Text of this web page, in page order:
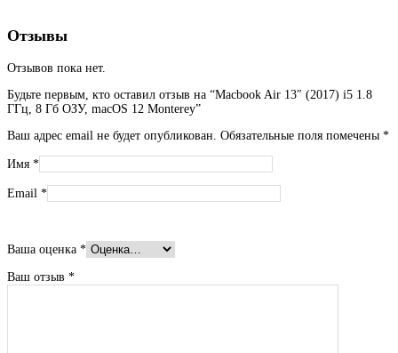
Отзывы
Отзывов пока нет.
Будьте первым, кто оставил отзыв на “Macbook Air 13″ (2017) i5 1.8
ГГц, 8 Гб ОЗУ, macOS 12 Monterey”
Ваш адрес email не будет опубликован. Обязательные поля помечены *
Имя *
Email *
Ваша оценка *
Ваш отзыв *